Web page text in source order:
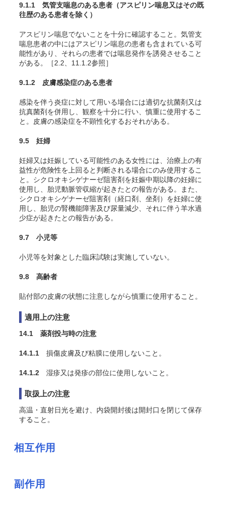
9.1.1 気管支喘息のある患者（アスピリン喘息又はその既
往歴のある患者を除く）
アスピリン喘息でないことを十分に確認すること。気管支
喘息患者の中にはアスピリン喘息の患者も含まれている可
能性があり、それらの患者では喘息発作を誘発させること
がある。［2.2、11.1.2参照］
9.1.2 皮膚感染症のある患者
感染を伴う炎症に対して用いる場合には適切な抗菌剤又は
抗真菌剤を併用し、観察を十分に行い、慎重に使用するこ
と。皮膚の感染症を不顕性化するおそれがある。
9.5 妊婦
妊婦又は妊娠している可能性のある女性には、治療上の有
益性が危険性を上回ると判断される場合にのみ使用するこ
と。 シクロオキシゲナーゼ阻害剤を妊娠中期以降の妊婦に
使用し、胎児動脈管収縮が起きたとの報告がある。また、
シクロオキシゲナーゼ阻害剤（経口剤、坐剤）を妊婦に使
用し、胎児の腎機能障害及び尿量減少、それに伴う羊水過
少症が起きたとの報告がある。
9.7 小児等
小児等を対象とした臨床試験は実施していない。
9.8 高齢者
貼付部の皮膚の状態に注意しながら慎重に使用すること。
適用上の注意
14.1 薬剤投与時の注意
14.1.1 損傷皮膚及び粘膜に使用しないこと。
14.1.2 湿疹又は発疹の部位に使用しないこと。
取扱上の注意
高温・直射日光を避け、内袋開封後は開封口を閉じて保存
すること。
相互作用
副作用